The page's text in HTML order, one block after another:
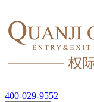
400-029-9552